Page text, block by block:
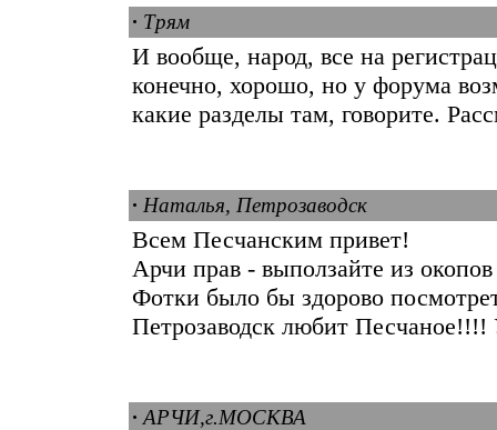
· Трям
И вообще, народ, все на
конечно, хорошо, но у форума
какие разделы там, говорите.
· Наталья, Петрозаводск
Всем Песчанским привет!
Арчи прав - выползайте из
Фотки было бы здорово
Петрозаводск любит Песчаное!!!!
· АРЧИ,г.МОСКВА